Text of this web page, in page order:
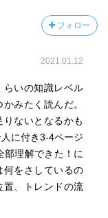
フォロー
2021.01.12
らいの知識レベル
みたく読んだ。
ないとなるかも
に付き3-4ページ
部理解できた！に
何をさしているの
置、トレンドの流